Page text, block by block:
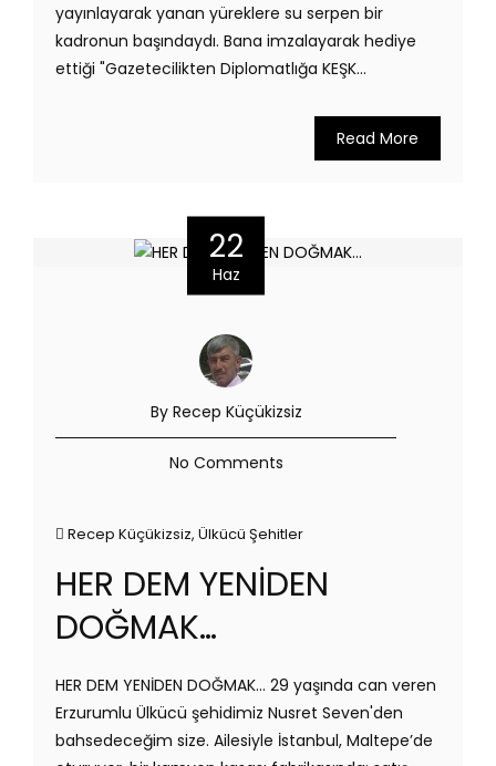
yayınlayarak yanan yüreklere su serpen bir
kadronun başındaydı. Bana imzalayarak hediye
ettiği "Gazetecilikten Diplomatlığa KEŞK...
Read More
22
Haz
By Recep Küçükizsiz
No Comments
Recep Küçükizsiz, Ülkücü Şehitler
HER DEM YENİDEN
DOĞMAK…
HER DEM YENİDEN DOĞMAK... 29 yaşında can veren
Erzurumlu Ülkücü şehidimiz Nusret Seven'den
bahsedeceğim size. Ailesiyle İstanbul, Maltepe’de